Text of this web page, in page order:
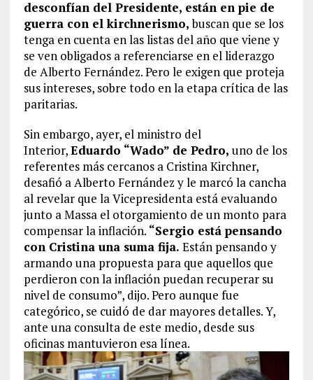
desconfían del Presidente, están en pie de
guerra con el kirchnerismo,buscan que se los
tenga en cuenta en las listas del año que viene y
se ven obligados a referenciarse en el liderazgo
de Alberto Fernández. Pero le exigen que proteja
sus intereses, sobre todo en la etapa crítica de las
paritarias.
Sin embargo, ayer, el ministro del
Interior,Eduardo “Wado” de Pedro, uno de los
referentes más cercanos a Cristina Kirchner,
desafió a Alberto Fernández y le marcó la cancha
al revelar que la Vicepresidenta está evaluando
junto a Massa el otorgamiento de un monto para
compensar la inflación. “Sergio está pensando
con Cristina una suma fija. Están pensando y
armando una propuesta para que aquellos que
perdieron con la inflación puedan recuperar su
nivel de consumo”, dijo. Pero aunque fue
categórico, se cuidó de dar mayores detalles. Y,
ante una consulta de este medio, desde sus
oficinas mantuvieron esa línea.